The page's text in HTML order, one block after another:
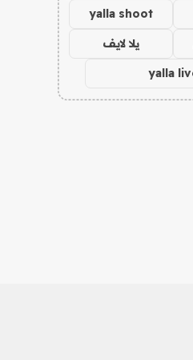
yalla shoot
يلا لايف
yalla